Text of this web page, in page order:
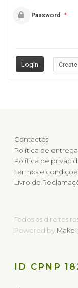
Password *
Contactos
Política de
Política de
Termos e
Livro de
Todos os direitos
Powered by Make
ID CPNP